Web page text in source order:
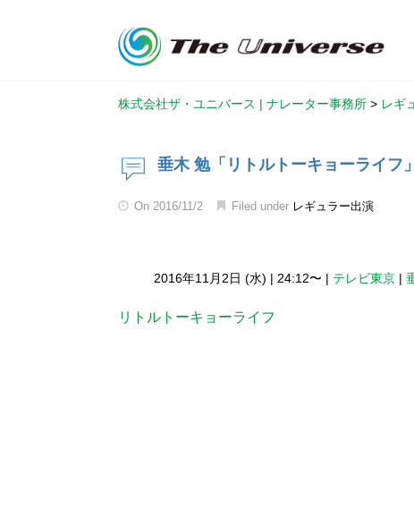
株式会社ザ・ユニバース | ナレーター事務所 > レギ
垂木 勉「リトルトーキョーライフ」
On 2016/11/2 Filed under レギュラー出演
2016年11月2日 (水) | 24:12〜 | テレビ東京 |
リトルトーキョーライフ